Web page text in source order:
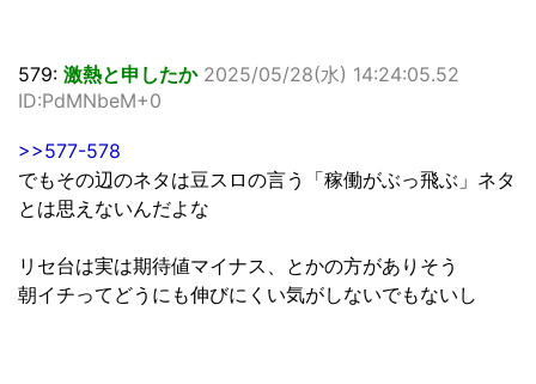
579: 激熱と申したか 2025/05/28(水) 14:24:05.52
ID:PdMNbeM+0
>>577-578
でもその辺のネタは豆スロの言う「稼働がぶっ飛ぶ」ネタ
とは思えないんだよな
リセ台は実は期待値マイナス、とかの方がありそう
朝イチってどうにも伸びにくい気がしないでもないし